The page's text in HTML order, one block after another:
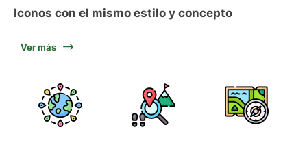
Iconos con el mismo estilo y concepto
Ver más